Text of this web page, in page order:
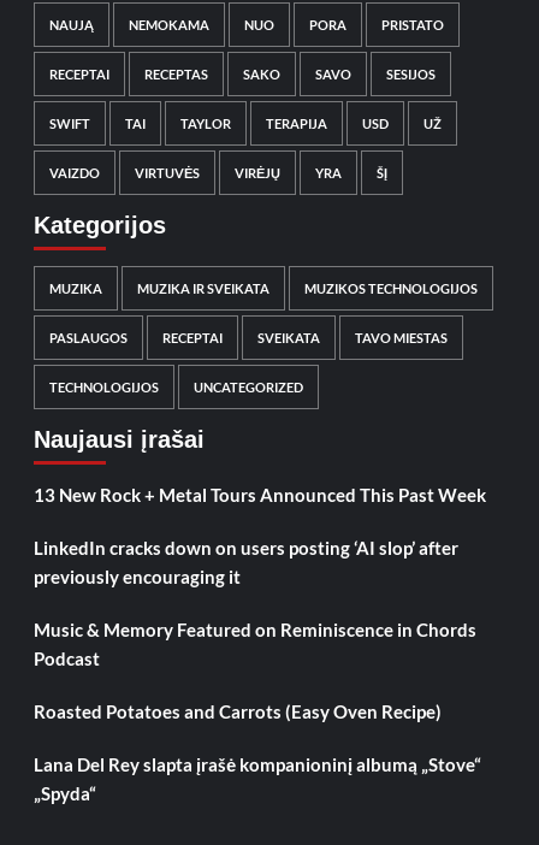
NAUJĄ NEMOKAMA NUO PORA PRISTATO
RECEPTAI RECEPTAS SAKO SAVO SESIJOS
SWIFT TAI TAYLOR TERAPIJA USD UŽ
VAIZDO VIRTUVĖS VIRĖJŲ YRA ŠĮ
Kategorijos
MUZIKA MUZIKA IR SVEIKATA MUZIKOS TECHNOLOGIJOS
PASLAUGOS RECEPTAI SVEIKATA TAVO MIESTAS
TECHNOLOGIJOS UNCATEGORIZED
Naujausi įrašai
13 New Rock + Metal Tours Announced This Past Week
LinkedIn cracks down on users posting ‘AI slop’ after
previously encouraging it
Music & Memory Featured on Reminiscence in Chords
Podcast
Roasted Potatoes and Carrots (Easy Oven Recipe)
Lana Del Rey slapta įrašė kompanioninį albumą „Stove“
„Spyda“